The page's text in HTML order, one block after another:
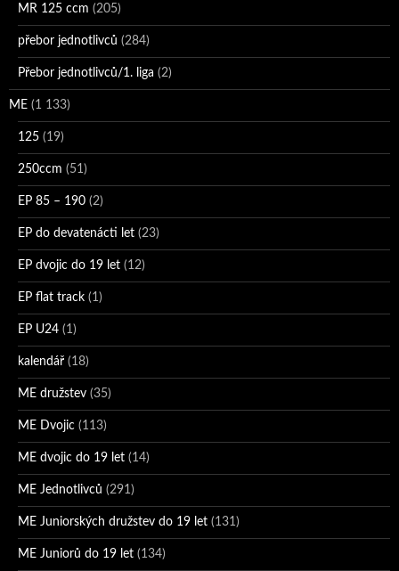
MR 125 ccm (205)
přebor jednotlivců (284)
Přebor jednotlivců/1. liga (2)
ME (1 133)
125 (19)
250ccm (51)
EP 85 – 190 (2)
EP do devatenácti let (23)
EP dvojic do 19 let (12)
EP flat track (1)
EP U24 (1)
kalendář (18)
ME družstev (35)
ME Dvojic (113)
ME dvojic do 19 let (14)
ME Jednotlivců (291)
ME Juniorských družstev do 19 let (131)
ME Juniorů do 19 let (134)